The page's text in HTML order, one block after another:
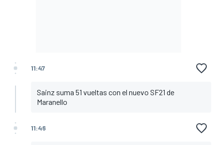
11:47
Sainz suma 51 vueltas con el nuevo SF21 de
Maranello
11:46